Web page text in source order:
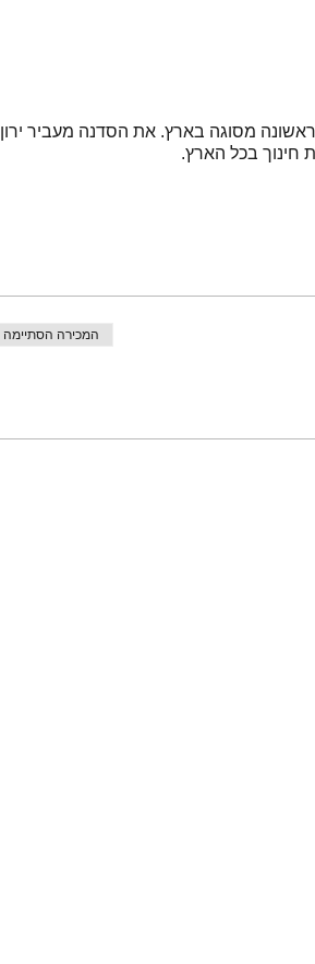
מסוגה בארץ. את הסדנה מעביר ירון
חינוך בכל הארץ.
המכירה הסתיימה